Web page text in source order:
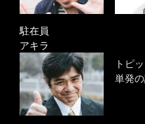
駐在員
アキラ
トピ
単発